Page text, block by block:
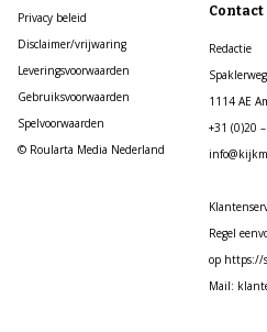
Privacy beleid
Disclaimer/vrijwaring
Leveringsvoorwaarden
Gebruiksvoorwaarden
Spelvoorwaarden
© Roularta Media Nederland
Contact
Redactie
1114 AE
+31 (0)20
Regel
op https://
Mail: